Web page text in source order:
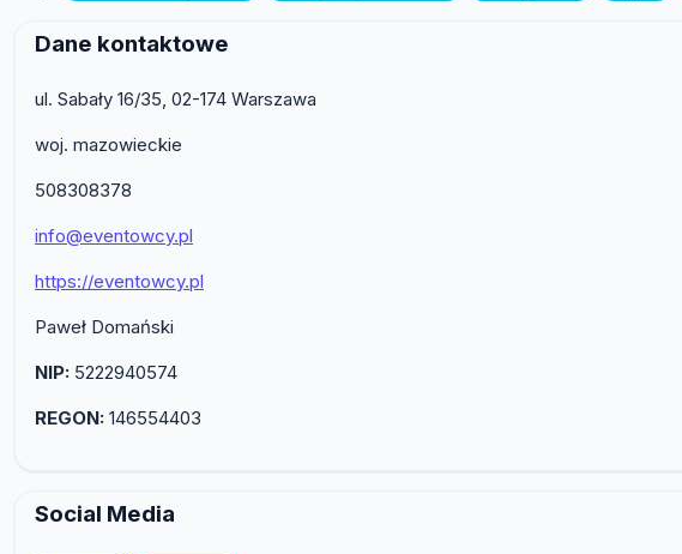
Dane kontaktowe
ul. Sabały 16/35, 02-174 Warszawa
woj. mazowieckie
508308378
info@eventowcy.pl
https://eventowcy.pl
Paweł Domański
NIP: 5222940574
REGON: 146554403
Social Media